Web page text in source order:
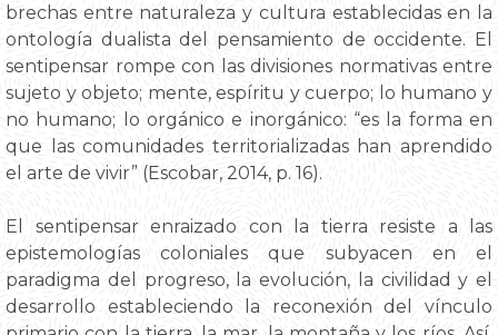
brechas entre naturaleza y cultura establecidas en la
ontología dualista del pensamiento de occidente. El
sentipensar rompe con las divisiones normativas entre
sujeto y objeto; mente, espíritu y cuerpo; lo humano y
no humano; lo orgánico e inorgánico: “es la forma en
que las comunidades territorializadas han aprendido
el arte de vivir” (Escobar, 2014, p. 16).
El sentipensar enraizado con la tierra resiste a las
epistemologías coloniales que subyacen en el
paradigma del progreso, la evolución, la civilidad y el
desarrollo estableciendo la reconexión del vínculo